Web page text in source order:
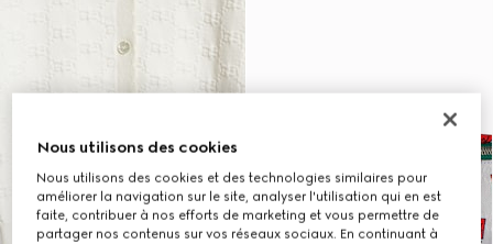
Nous utilisons des cookies
Nous utilisons des cookies et des technologies similaires pour
améliorer la navigation sur le site, analyser l'utilisation qui en est
faite, contribuer à nos efforts de marketing et vous permettre de
partager nos contenus sur vos réseaux sociaux. En continuant à